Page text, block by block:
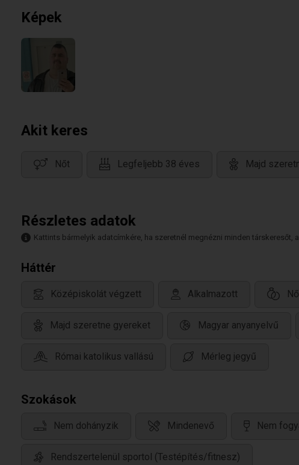
Képek
Akit keres
Nőt Legfeljebb 38 éves Majd
Részletes adatok
Kattints bármelyik adatcímkére, ha szeretnél megnézni minden társkeresőt,
Háttér
Középiskolát végzett Alkalmazott
Majd szeretne gyereket Magyar anyanyelvű
Római katolikus vallású Mérleg jegyű
Szokások
Nem dohányzik Mindenevő Nem
Rendszertelenül sportol (Testépítés/fitnesz)